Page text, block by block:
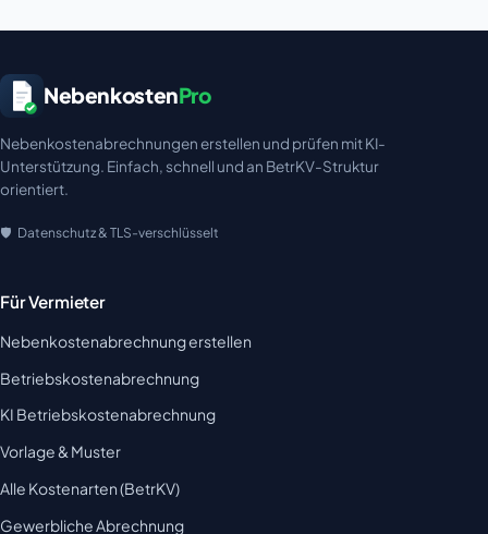
NebenkostenPro
Nebenkostenabrechnungen erstellen und prüfen mit KI-
Unterstützung. Einfach, schnell und an BetrKV-Struktur
orientiert.
Datenschutz & TLS-verschlüsselt
Für Vermieter
Nebenkostenabrechnung erstellen
Betriebskostenabrechnung
KI Betriebskostenabrechnung
Vorlage & Muster
Alle Kostenarten (BetrKV)
Gewerbliche Abrechnung